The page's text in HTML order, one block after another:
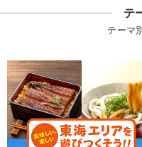
テ
テーマ